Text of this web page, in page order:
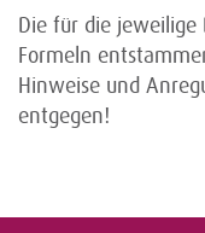
Die für die jeweilige
Formeln
Hinweise und
entgegen!